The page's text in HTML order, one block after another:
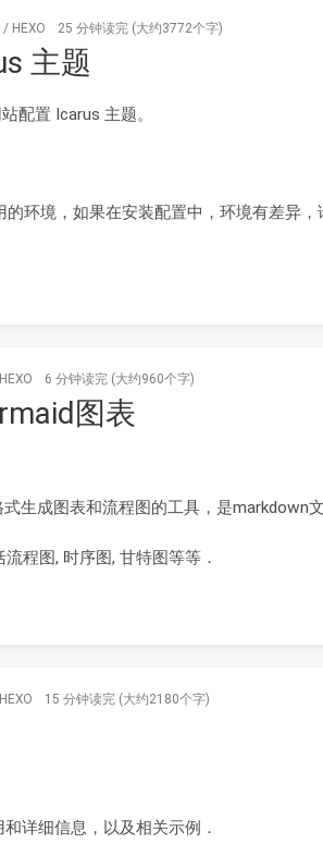
/ HEXO 25 分钟读完 (大约3772个字)
主题
配置 Icarus 主题。
环境，如果在安装配置中，环境有差异，
HEXO 6 分钟读完 (大约960个字)
图表
生成图表和流程图的工具，是markdown
程图, 时序图, 甘特图等等．
HEXO 15 分钟读完 (大约2180个字)
详细信息，以及相关示例．